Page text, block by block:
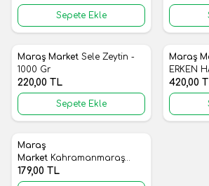
Sepete Ekle
Yeni
Favorilere Ekle
Maraş Market Sele Zeytin -
1000 Gr
220,00 TL
Sepete Ekle
Yeni
Maraş
ERKEN
420,00
Yeni
Favorilere Ekle
Maraş
Market Kahramanmaraş
Çizik Yeşil Zeytin (1000 CC)
179,00 TL